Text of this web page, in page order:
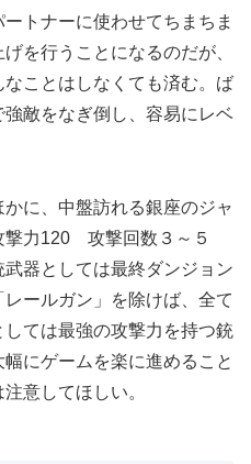
トナーに使わせてちまちま
を行うことになるのだが、
ことはしなくても済む。ば
敵をなぎ倒し、容易にレベ
に、中盤訪れる銀座のジャ
撃力120 攻撃回数３～５
器としては最終ダンジョン
レールガン」を除けば、全て
ては最強の攻撃力を持つ銃
にゲームを楽に進めること
意してほしい。